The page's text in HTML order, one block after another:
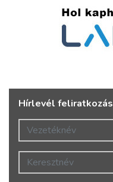
Hírlevél feliratkozás
Vezetéknév
Keresztnév